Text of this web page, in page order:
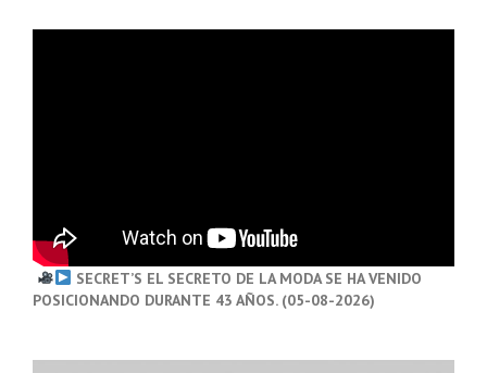
SECRET’S EL SECRETO DE LA MODA SE HA VENIDO
POSICIONANDO DURANTE 43 AÑOS. (05-08-2026)